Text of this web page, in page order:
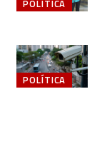
POLÍTICA
POLÍTICA